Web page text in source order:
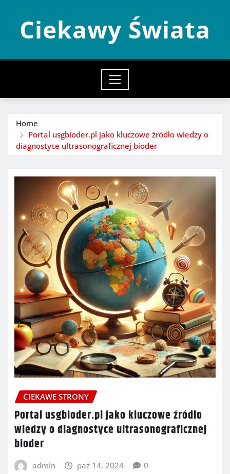
contentCiekawy Świata
Home
Portal usgbioder.pl jako kluczowe źródło wiedzy o
diagnostyce ultrasonograficznej bioder
CIEKAWE STRONY
Portal usgbioder.pl jako kluczowe źródło
wiedzy o diagnostyce ultrasonograficznej
bioder
admin paź 14, 2024 0